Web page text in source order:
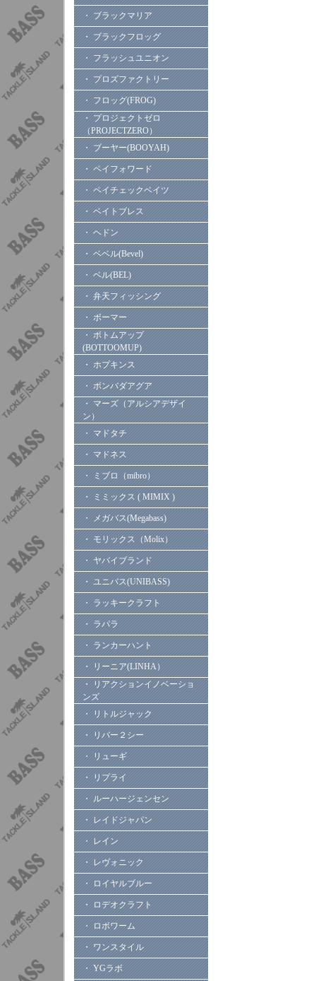
・ ブラックマリア
・ ブラックフロッグ
・ フラッシュユニオン
・ プロズファクトリー
・ フロッグ(FROG)
・ プロジェクトゼロ
（PROJECTZERO）
・ ブーヤー(BOOYAH)
・ ペイフォワード
・ ペイチェックベイツ
・ ベイトブレス
・ ヘドン
・ ベベル(Bevel)
・ ベル(BEL)
・ 弁天フィッシング
・ ボーマー
・ ボトムアップ
(BOTTOOMUP)
・ ホプキンス
・ ボンバダアグア
・ マーズ（アルシアデザイ
ン）
・ マドタチ
・ マドネス
・ ミブロ（mibro）
・ ミミックス ( MIMIX )
・ メガバス(Megabass)
・ モリックス（Molix）
・ ヤバイブランド
・ ユニバス(UNIBASS)
・ ラッキークラフト
・ ラパラ
・ ランカーハント
・ リーニア(LINHA）
・ リアクションイノベーショ
ンズ
・ リトルジャック
・ リバー２シー
・ リューギ
・ リプライ
・ ルーハージェンセン
・ レイドジャパン
・ レイン
・ レヴォニック
・ ロイヤルブルー
・ ロデオクラフト
・ ロボワーム
・ ワンスタイル
・ YGラボ